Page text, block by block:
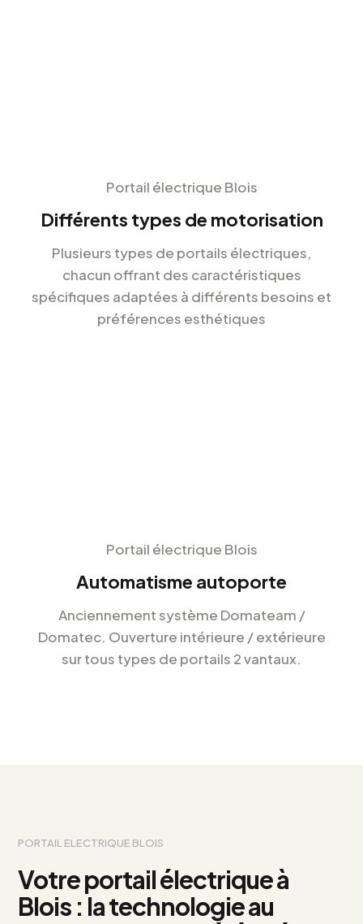
Portail électrique Blois
Différents types de motorisation
Plusieurs types de portails électriques,
chacun offrant des caractéristiques
spécifiques adaptées à différents besoins et
préférences esthétiques
Portail électrique Blois
Automatisme autoporte
Anciennement système Domateam /
Domatec. Ouverture intérieure / extérieure
sur tous types de portails 2 vantaux.
PORTAIL ELECTRIQUE BLOIS
Votre portail électrique à
Blois : la technologie au